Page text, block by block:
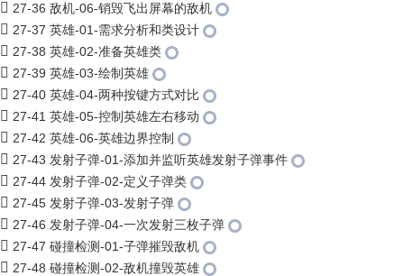
27-36 敌机-06-销毁飞出屏幕的敌机
27-37 英雄-01-需求分析和类设计
27-38 英雄-02-准备英雄类
27-39 英雄-03-绘制英雄
27-40 英雄-04-两种按键方式对比
27-41 英雄-05-控制英雄左右移动
27-42 英雄-06-英雄边界控制
27-43 发射子弹-01-添加并监听英雄发射子弹事件
27-44 发射子弹-02-定义子弹类
27-45 发射子弹-03-发射子弹
27-46 发射子弹-04-一次发射三枚子弹
27-47 碰撞检测-01-子弹摧毁敌机
27-48 碰撞检测-02-敌机撞毁英雄